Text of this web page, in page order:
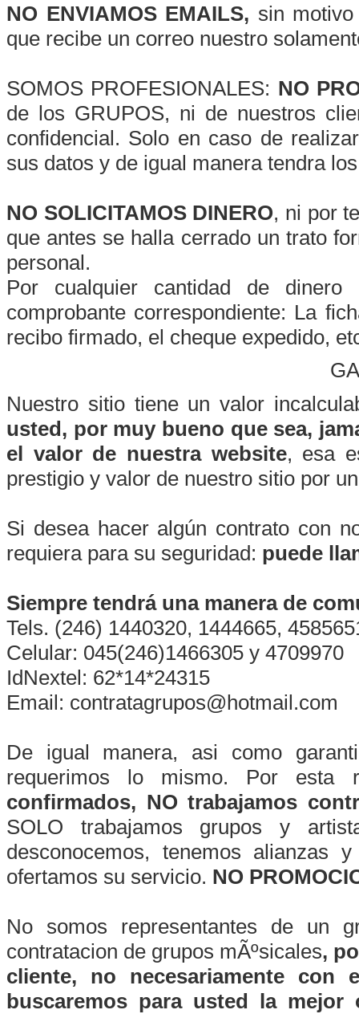
NO ENVIAMOS EMAILS, sin
que recibe un correo nuestro
SOMOS PROFESIONALES: NO
de los GRUPOS, ni de nuestros
confidencial. Solo en caso de
sus datos y de igual manera tendra
NO SOLICITAMOS DINERO, ni por
que antes se halla cerrado un trato
personal.
Por cualquier cantidad de
comprobante correspondiente: La
recibo firmado, el cheque expedido,
Nuestro sitio tiene un valor
usted, por muy bueno que sea,
el valor de nuestra website, esa
prestigio y valor de nuestro sitio por
Si desea hacer algún contrato con
requiera para su seguridad: puede
Siempre tendrá una manera de
Tels. (246) 1440320, 1444665,
Celular: 045(246)1466305 y 4709970
IdNextel: 62*14*24315
Email: contratagrupos@hotmail.com
De igual manera, asi como
requerimos lo mismo. Por esta
confirmados, NO trabajamos
SOLO trabajamos grupos y
desconocemos, tenemos
ofertamos su servicio. NO
No somos representantes de un
contratacion de grupos mÃºsicales,
cliente, no necesariamente con
buscaremos para usted la